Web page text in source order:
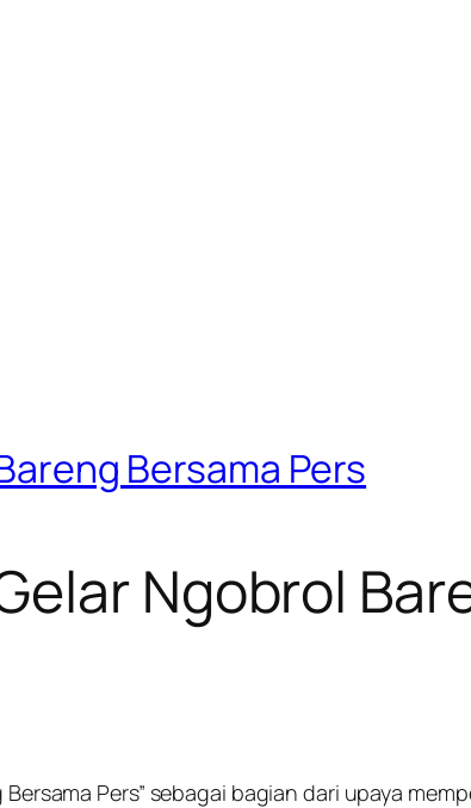
Bersama Pers
Ngobrol
Pers” sebagai bagian dari upaya